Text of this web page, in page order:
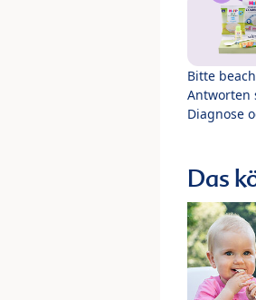
Bitte
Antworten
Diagnose
Das